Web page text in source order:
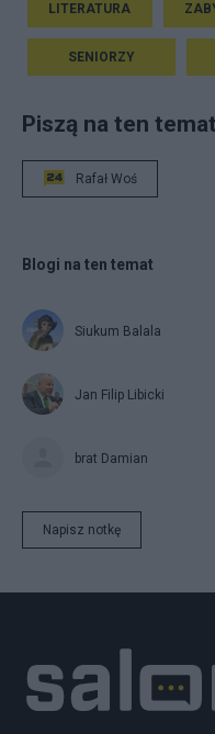
LITERATURA
SENIORZY
Piszą na ten temat
Rafał Woś
Blogi na ten temat
Siukum Balala
Jan Filip Libicki
brat Damian
Napisz notkę